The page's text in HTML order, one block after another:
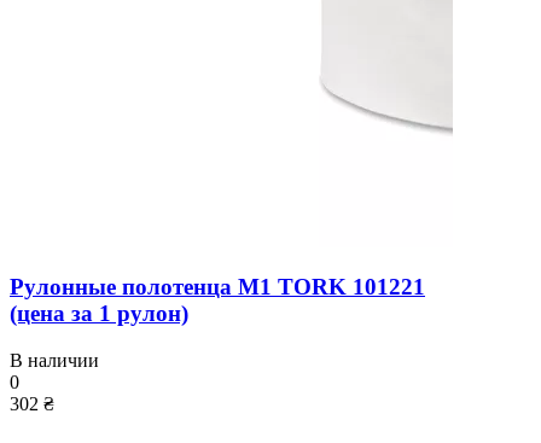
Рулонные полотенца M1 TORK 101221
(цена за 1 рулон)
В наличии
0
302 ₴